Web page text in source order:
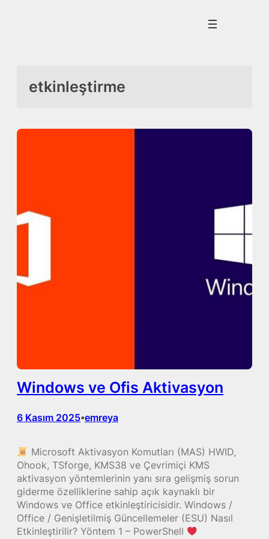
etkinleştirme
Windows ve Ofis Aktivasyon
6 Kasım 2025•emreya
Microsoft Aktivasyon Komutları (MAS) HWID,
Ohook, TSforge, KMS38 ve Çevrimiçi KMS
aktivasyon yöntemlerinin yanı sıra gelişmiş sorun
giderme özelliklerine sahip açık kaynaklı bir
Windows ve Office etkinleştiricisidir. Windows /
Office / Genişletilmiş Güncellemeler (ESU) Nasıl
Etkinleştirilir? Yöntem 1 – PowerShell